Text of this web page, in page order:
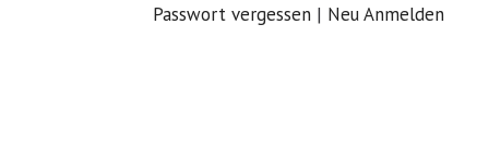
Passwort vergessen | Neu Anmelden